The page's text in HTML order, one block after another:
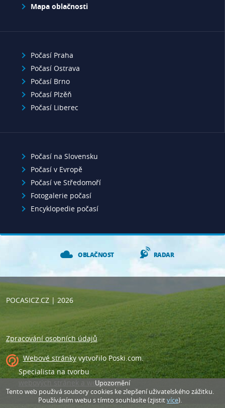
Mapa oblačnosti
Počasí Praha
Počasí Ostrava
Počasí Brno
Počasí Plzěň
Počasí Liberec
Počasí na Slovensku
Počasí v Evropě
Počasí ve Středomoří
Fotogalerie počasí
Encyklopedie počasí
OBLAČNOST RADAR
POCASICZ.CZ| 2026
Zpracování osobních údajů
Webové stránkyvytvořilo Poski.com.
Specialista na tvorbu
webových stránek a webdesign.
Upozornění
Tento web použivá soubory cookies ke zlepšení uživatelského zážitku.
Používáním webu s tímto souhlasíte (zjistitvíce).